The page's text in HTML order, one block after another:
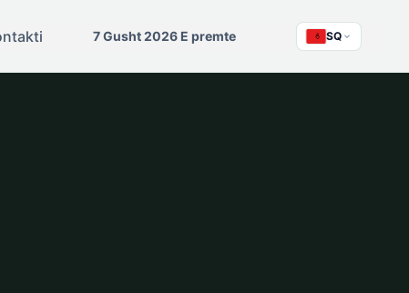
7 Gusht 2026 E premte SQ